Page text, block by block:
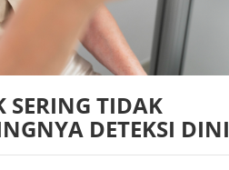
SERING TIDAK
DETEKSI DINI